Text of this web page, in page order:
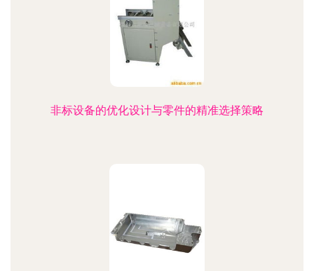
非标设备的优化设计与零件的精准选择策略